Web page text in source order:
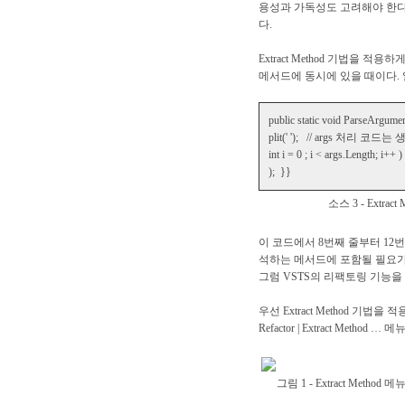
용성과 가독성도 고려해야 한
다.
Extract Method 기법을 적용하
메서드에 동시에 있을 때이다.
public static void
plit(' '); // args 처리 코드는
int i = 0 ; i < args.Length;
); }}
소스 3 - Extract
이 코드에서 8번째 줄부터 12
석하는 메서드에 포함될 필요
그럼 VSTS의 리팩토링 기능
우선 Extract Method 기법을
Refactor | Extract Method … 메
그림 1 - Extract Method 메